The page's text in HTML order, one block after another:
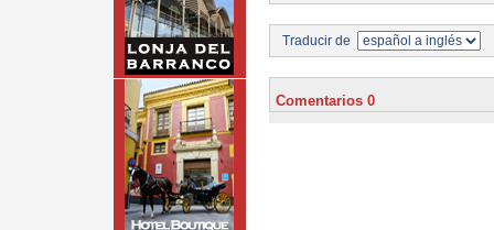
Traducir de
Comentarios 0